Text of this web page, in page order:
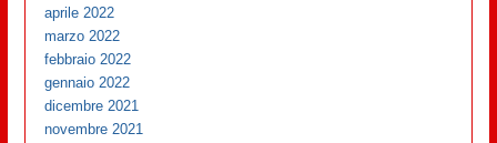
aprile 2022
marzo 2022
febbraio 2022
gennaio 2022
dicembre 2021
novembre 2021